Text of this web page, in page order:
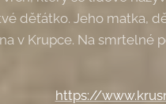
děťátko. Jeho matka,
v Krupce. Na smrtelné
https://